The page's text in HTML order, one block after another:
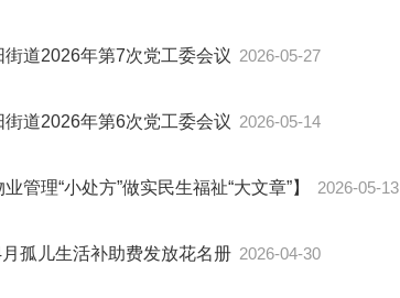
街道2026年第7次党工委会议 2026-05-27
街道2026年第6次党工委会议 2026-05-14
管理“小处方”做实民生福祉“大文章”】 2026-05-13
孤儿生活补助费发放花名册 2026-04-30